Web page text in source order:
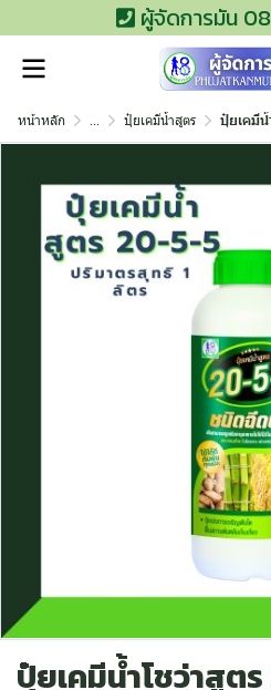
ผู้จัดการมัน
หน้าหลัก ... ปุ๋ยเคมีน้ำสูตร ปุ๋ยเคมีน้ำโ
ปุ๋ยเคมีน้ำโชว่าสูต